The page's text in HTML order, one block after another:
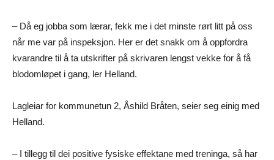
– Då eg jobba som lærar, fekk me i det minste rørt litt på oss
når me var på inspeksjon. Her er det snakk om å oppfordra
kvarandre til å ta utskrifter på skrivaren lengst vekke for å få
blodomløpet i gang, ler Helland.
Lagleiar for kommunetun 2, Åshild Bråten, seier seg einig med
Helland.
– I tillegg til dei positive fysiske effektane med treninga, så har